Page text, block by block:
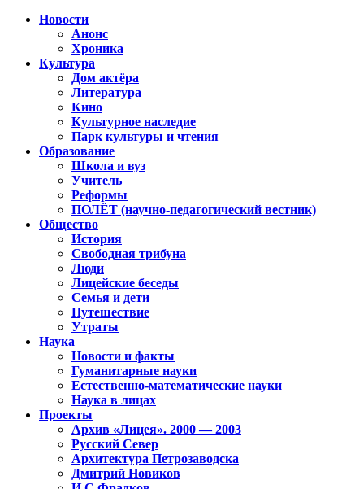
Новости
Анонс
Хроника
Культура
Дом актёра
Литература
Кино
Культурное наследие
Парк культуры и чтения
Образование
Школа и вуз
Учитель
Реформы
ПОЛЁТ (научно-педагогический вестник)
Общество
История
Свободная трибуна
Люди
Лицейские беседы
Семья и дети
Путешествие
Утраты
Наука
Новости и факты
Гуманитарные науки
Естественно-математические науки
Наука в лицах
Проекты
Архив «Лицея». 2000 — 2003
Русский Север
Архитектура Петрозаводска
Дмитрий Новиков